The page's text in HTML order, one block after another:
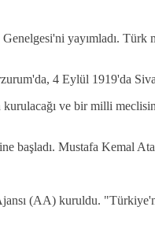
yayımladı. Türk
4 Eylül 1919'da
ve bir milli
Mustafa Kemal
(AA) kuruldu.